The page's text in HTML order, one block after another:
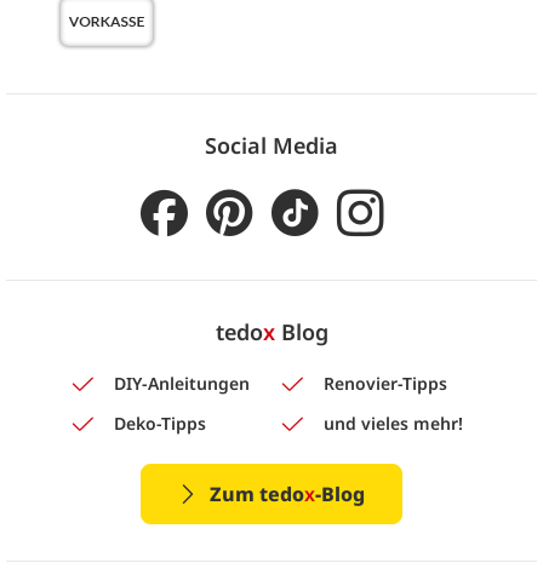
Social Media
tedoxBlog
DIY-Anleitungen
Renovier-Tipps
Deko-Tipps
und vieles mehr!
Zum tedox-Blog